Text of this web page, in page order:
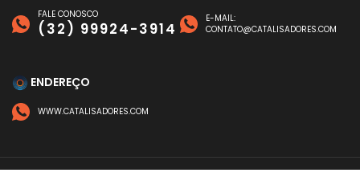
FALE CONOSCO
(32) 99924-3914
E-MAIL:
CONTATO@CATALISADORES.COM
ENDEREÇO
WWW.CATALISADORES.COM